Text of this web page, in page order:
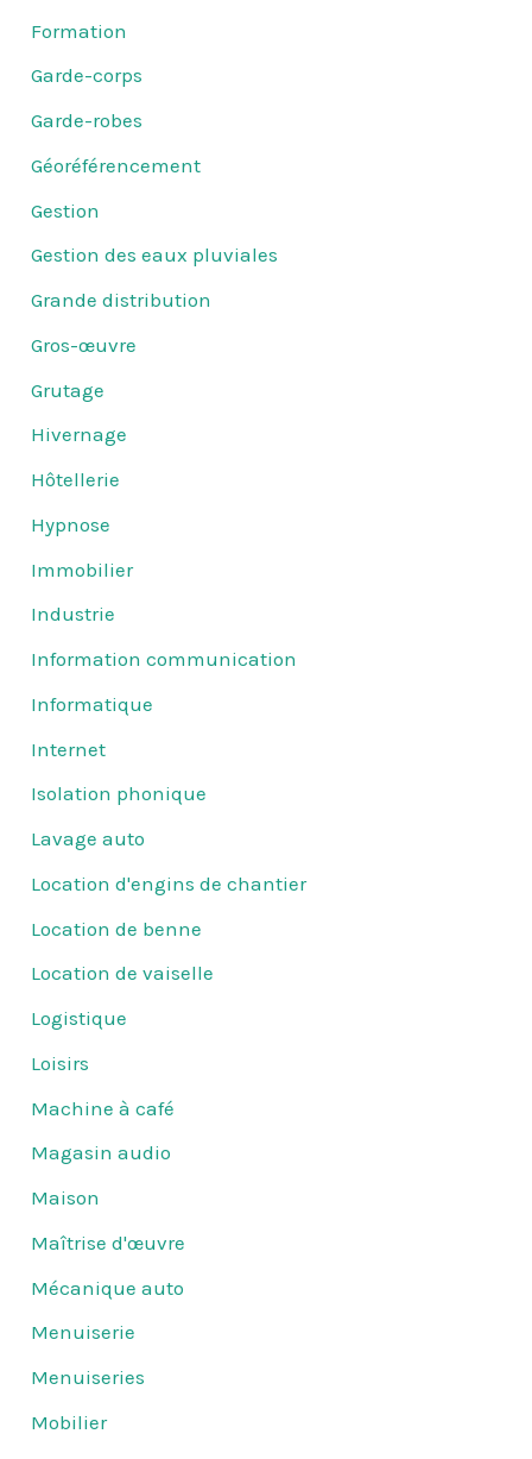
Formation
Garde-corps
Garde-robes
Géoréférencement
Gestion
Gestion des eaux pluviales
Grande distribution
Gros-œuvre
Grutage
Hivernage
Hôtellerie
Hypnose
Immobilier
Industrie
Information communication
Informatique
Internet
Isolation phonique
Lavage auto
Location d'engins de chantier
Location de benne
Location de vaiselle
Logistique
Loisirs
Machine à café
Magasin audio
Maison
Maîtrise d'œuvre
Mécanique auto
Menuiserie
Menuiseries
Mobilier